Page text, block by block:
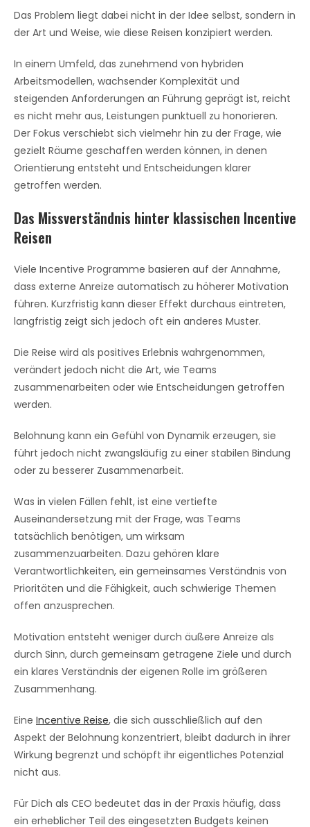
Das Problem liegt dabei nicht in der Idee selbst, sondern in
der Art und Weise, wie diese Reisen konzipiert werden.
In einem Umfeld, das zunehmend von hybriden
Arbeitsmodellen, wachsender Komplexität und
steigenden Anforderungen an Führung geprägt ist, reicht
es nicht mehr aus, Leistungen punktuell zu honorieren.
Der Fokus verschiebt sich vielmehr hin zu der Frage, wie
gezielt Räume geschaffen werden können, in denen
Orientierung entsteht und Entscheidungen klarer
getroffen werden.
Das Missverständnis hinter klassischen Incentive
Reisen
Viele Incentive Programme basieren auf der Annahme,
dass externe Anreize automatisch zu höherer Motivation
führen. Kurzfristig kann dieser Effekt durchaus eintreten,
langfristig zeigt sich jedoch oft ein anderes Muster.
Die Reise wird als positives Erlebnis wahrgenommen,
verändert jedoch nicht die Art, wie Teams
zusammenarbeiten oder wie Entscheidungen getroffen
werden.
Belohnung kann ein Gefühl von Dynamik erzeugen, sie
führt jedoch nicht zwangsläufig zu einer stabilen Bindung
oder zu besserer Zusammenarbeit.
Was in vielen Fällen fehlt, ist eine vertiefte
Auseinandersetzung mit der Frage, was Teams
tatsächlich benötigen, um wirksam
zusammenzuarbeiten. Dazu gehören klare
Verantwortlichkeiten, ein gemeinsames Verständnis von
Prioritäten und die Fähigkeit, auch schwierige Themen
offen anzusprechen.
Motivation entsteht weniger durch äußere Anreize als
durch Sinn, durch gemeinsam getragene Ziele und durch
ein klares Verständnis der eigenen Rolle im größeren
Zusammenhang.
Eine Incentive Reise, die sich ausschließlich auf den
Aspekt der Belohnung konzentriert, bleibt dadurch in ihrer
Wirkung begrenzt und schöpft ihr eigentliches Potenzial
nicht aus.
Für Dich als CEO bedeutet das in der Praxis häufig, dass
ein erheblicher Teil des eingesetzten Budgets keinen